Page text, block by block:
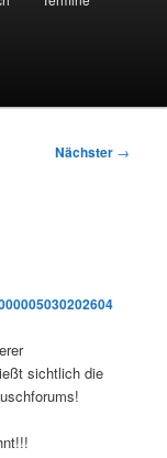
Nächster →
sichtlich die